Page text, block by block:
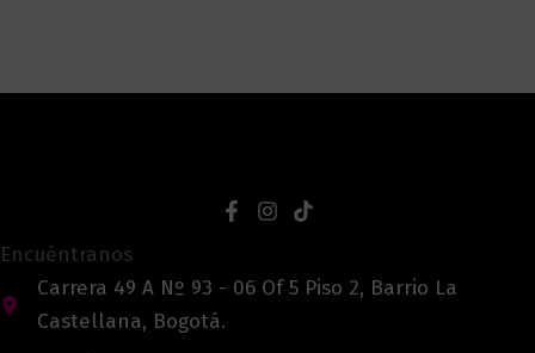
Encuéntranos
Carrera 49 A Nº 93 - 06 Of 5 Piso 2, Barrio La
Castellana, Bogotá.